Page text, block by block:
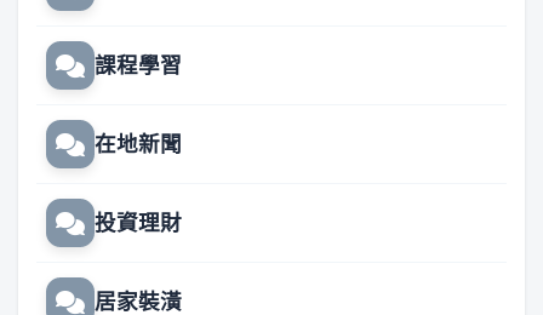
課程學習
在地新聞
投資理財
居家裝潢